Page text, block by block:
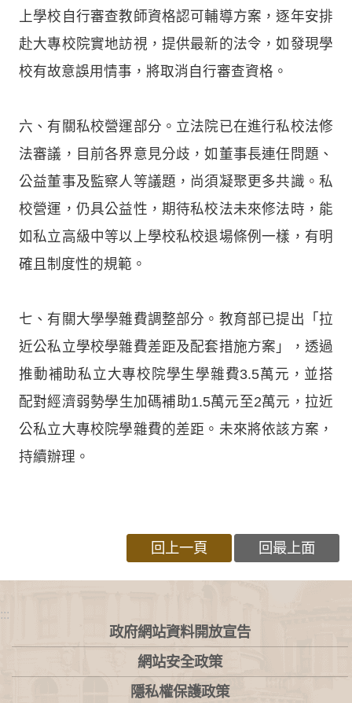
上學校自行審查教師資格認可輔導方案，逐年安排
赴大專校院實地訪視，提供最新的法令，如發現學
校有故意誤用情事，將取消自行審查資格。
六、有關私校營運部分。立法院已在進行私校法修
法審議，目前各界意見分歧，如董事長連任問題、
公益董事及監察人等議題，尚須凝聚更多共識。私
校營運，仍具公益性，期待私校法未來修法時，能
如私立高級中等以上學校私校退場條例一樣，有明
確且制度性的規範。
七、有關大學學雜費調整部分。教育部已提出「拉
近公私立學校學雜費差距及配套措施方案」，透過
推動補助私立大專校院學生學雜費3.5萬元，並搭
配對經濟弱勢學生加碼補助1.5萬元至2萬元，拉近
公私立大專校院學雜費的差距。未來將依該方案，
持續辦理。
回上一頁 回最上面
:::
政府網站資料開放宣告
網站安全政策
隱私權保護政策